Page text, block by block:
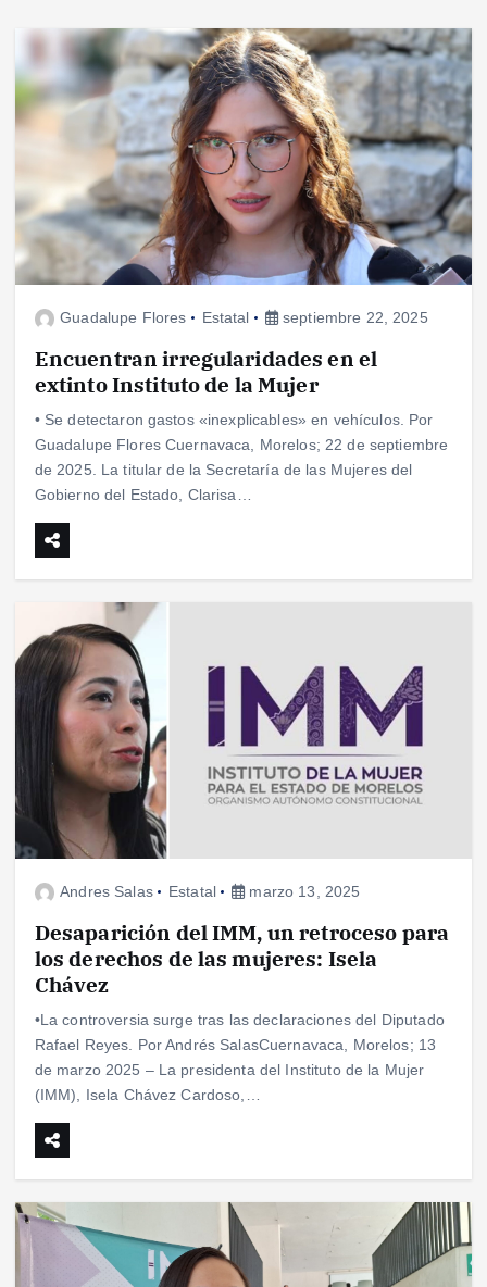
Guadalupe Flores Estatal septiembre 22, 2025
Encuentran irregularidades en el
extinto Instituto de la Mujer
• Se detectaron gastos «inexplicables» en vehículos. Por
Guadalupe Flores Cuernavaca, Morelos; 22 de septiembre
de 2025. La titular de la Secretaría de las Mujeres del
Gobierno del Estado, Clarisa…
Andres Salas Estatal marzo 13, 2025
Desaparición del IMM, un retroceso para
los derechos de las mujeres: Isela
Chávez
•La controversia surge tras las declaraciones del Diputado
Rafael Reyes. Por Andrés SalasCuernavaca, Morelos; 13
de marzo 2025 – La presidenta del Instituto de la Mujer
(IMM), Isela Chávez Cardoso,…